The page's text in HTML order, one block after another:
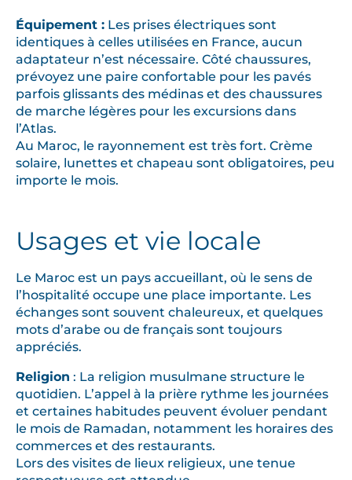
Équipement : Les prises électriques sont
identiques à celles utilisées en France, aucun
adaptateur n’est nécessaire. Côté chaussures,
prévoyez une paire confortable pour les pavés
parfois glissants des médinas et des chaussures
de marche légères pour les excursions dans
l’Atlas.
Au Maroc, le rayonnement est très fort. Crème
solaire, lunettes et chapeau sont obligatoires, peu
importe le mois.
Usages et vie locale
Le Maroc est un pays accueillant, où le sens de
l’hospitalité occupe une place importante. Les
échanges sont souvent chaleureux, et quelques
mots d’arabe ou de français sont toujours
appréciés.
Religion : La religion musulmane structure le
quotidien. L’appel à la prière rythme les journées
et certaines habitudes peuvent évoluer pendant
le mois de Ramadan, notamment les horaires des
commerces et des restaurants.
Lors des visites de lieux religieux, une tenue